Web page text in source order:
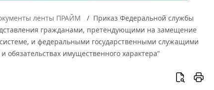
ленты ПРАЙМ
Приказ Федеральной службы
гражданами, претендующими на замещение
и федеральными государственными служащими
имущественного характера”